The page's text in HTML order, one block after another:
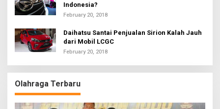
Indonesia?
February 20, 2018
Daihatsu Santai Penjualan Sirion Kalah Jauh
dari Mobil LCGC
February 20, 2018
Olahraga Terbaru